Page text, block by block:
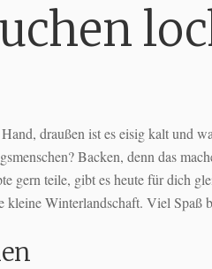
draußen ist es eisig kalt und
Backen, denn das
gern teile, gibt es heute für dich
kleine Winterlandschaft. Viel Spaß